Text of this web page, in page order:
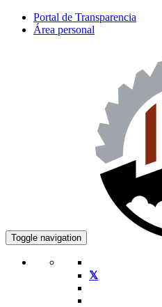
Portal de Transparencia
Área personal
Toggle navigation